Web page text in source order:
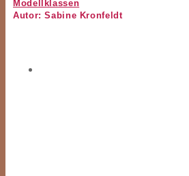
Modellklassen
Autor: Sabine Kronfeldt